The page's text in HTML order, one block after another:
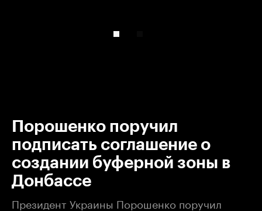
Порошенко поручил
подписать соглашение о
создании буферной зоны в
Донбассе
Президент Украины Порошенко поручил